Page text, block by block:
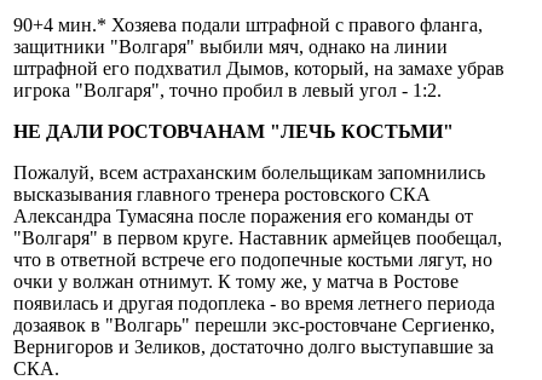
90+4 мин.* Хозяева подали штрафной с правого фланга,
защитники "Волгаря" выбили мяч, однако на линии
штрафной его подхватил Дымов, который, на замахе убрав
игрока "Волгаря", точно пробил в левый угол - 1:2.
НЕ ДАЛИ РОСТОВЧАНАМ "ЛЕЧЬ КОСТЬМИ"
Пожалуй, всем астраханским болельщикам запомнились
высказывания главного тренера ростовского СКА
Александра Тумасяна после поражения его команды от
"Волгаря" в первом круге. Наставник армейцев пообещал,
что в ответной встрече его подопечные костьми лягут, но
очки у волжан отнимут. К тому же, у матча в Ростове
появилась и другая подоплека - во время летнего периода
дозаявок в "Волгарь" перешли экс-ростовчане Сергиенко,
Вернигоров и Зеликов, достаточно долго выступавшие за
СКА.